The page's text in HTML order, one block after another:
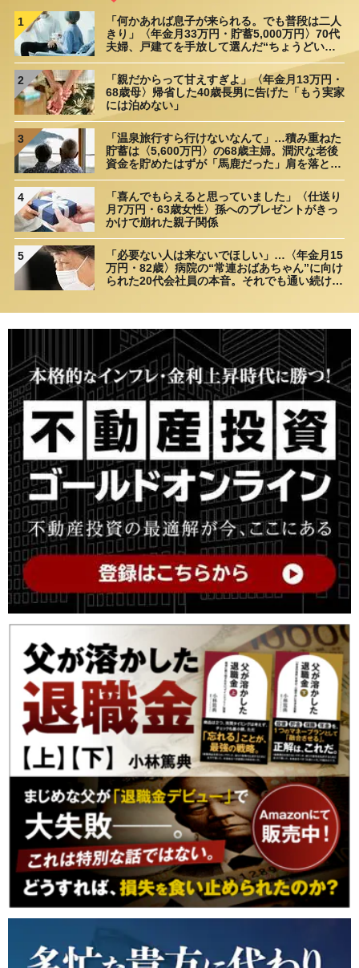
1
「何かあれば息子が来られる。でも普段は二人
きり」〈年金月33万円・貯蓄5,000万円〉70代
夫婦、戸建てを手放して選んだ“ちょうどいい
2
「親だからって甘えすぎよ」〈年金月13万円・
68歳母〉帰省した40歳長男に告げた「もう実家
には泊めない」
3
「温泉旅行すら行けないなんて」…積み重ねた
貯蓄は〈5,600万円〉の68歳主婦。潤沢な老後
資金を貯めたはずが「馬鹿だった」肩を落とす
4
「喜んでもらえると思っていました」〈仕送り
月7万円・63歳女性〉孫へのプレゼントがきっ
かけで崩れた親子関係
5
「必要ない人は来ないでほしい」…〈年金月15
万円・82歳〉病院の“常連おばあちゃん”に向け
られた20代会社員の本音。それでも通い続ける